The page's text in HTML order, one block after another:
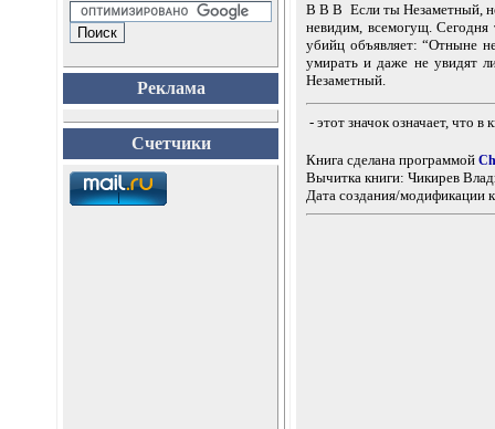
Реклама
Счетчики
В В В Если ты Незаметный, не
невидим, всемогущ.
убийц объявляет: “Отныне
умирать и даже не увидят
Незаметный.
- этот значок означает, что
Книга сделана программой
Вычитка книги: Чикирев
Дата создания/модификации